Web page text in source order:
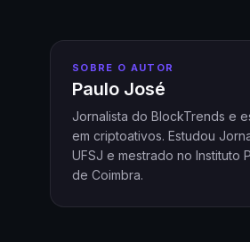
SOBRE O AUTOR
Paulo José
Jornalista do BlockTrends e
em criptoativos. Estudou
UFSJ e mestrado no Instituto
de Coimbra.